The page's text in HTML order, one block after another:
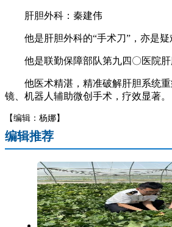
肝胆外科：秦建伟
他是肝胆外科的“手术刀”，亦是疑
他是联勤保障部队第九四〇医院肝
他医术精湛，精准破解肝胆系统重
镜、机器人辅助微创手术，疗效显著。
【编辑：杨娜】
编辑推荐